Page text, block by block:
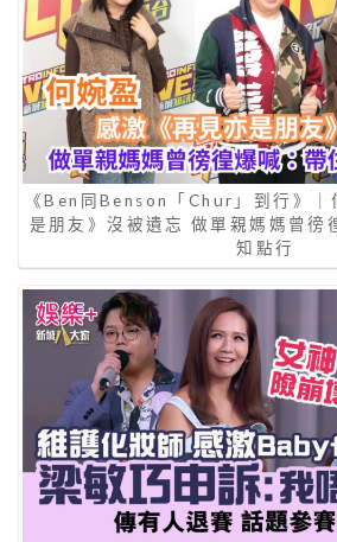
《Ben同Benson「Chur」到行》｜
是朋友》沒被遺忘 做單親媽媽曾徬
知點行